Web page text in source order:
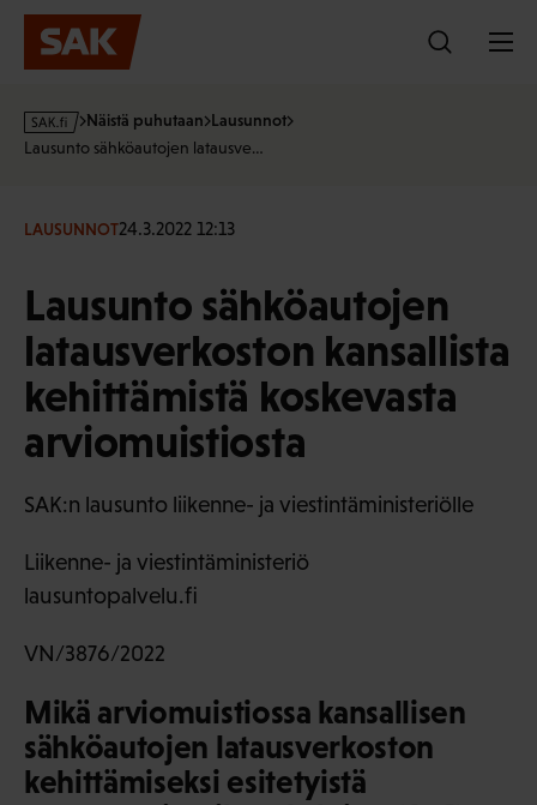
Hyppää
sisältöön
s
a
f
Näistä puhutaan Lausunnot
Lausunto sähköautojen latausve…
LAUSUNNOT24.3.2022 12:13
Lausunto sähköautojen
latausverkoston kansallista
kehittämistä koskevasta
arviomuistiosta
SAK:n lausunto liikenne- ja viestintäministeriölle
Liikenne- ja viestintäministeriö
lausuntopalvelu.fi
VN/3876/2022
Mikä arviomuistiossa kansallisen
sähköautojen latausverkoston
kehittämiseksi esitetyistä